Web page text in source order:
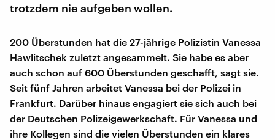
trotzdem nie aufgeben wollen.
200 Überstunden hat die 27-jährige Polizistin Vanessa
Hawlitschek zuletzt angesammelt. Sie habe es aber
auch schon auf 600 Überstunden geschafft, sagt sie.
Seit fünf Jahren arbeitet Vanessa bei der Polizei in
Frankfurt. Darüber hinaus engagiert sie sich auch bei
der Deutschen Polizeigewerkschaft. Für Vanessa und
ihre Kollegen sind die vielen Überstunden ein klares